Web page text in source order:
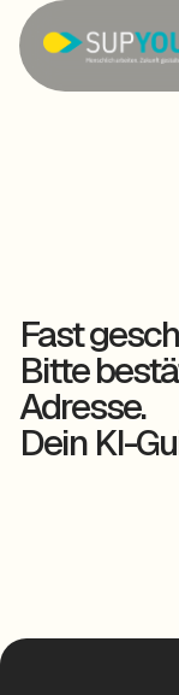
Fast
Bitte
Adresse.
Dein KI-